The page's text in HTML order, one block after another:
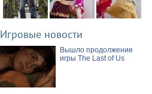
Игровые новости
Вышло продолжение
игры The Last of Us